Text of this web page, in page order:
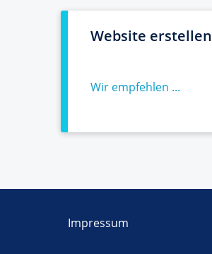
Website erstellen
Wir empfehlen ...
Impressum